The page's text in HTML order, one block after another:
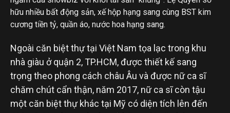
hữu nhiều bất động sản, xế hộp hạng sang cùng BST kim
cương tiền tỷ, quần áo, nước hoa hạng sang.
Ngoài căn biệt thự tại Việt Nam tọa lạc trong khu
nhà giàu ở quận 2, TP.HCM, được thiết kế sang
trọng theo phong cách châu Âu và được nữ ca sĩ
chăm chút cẩn thận, năm 2017, nữ ca sĩ còn tậu
một căn biệt thự khác tại Mỹ có diện tích lên đến